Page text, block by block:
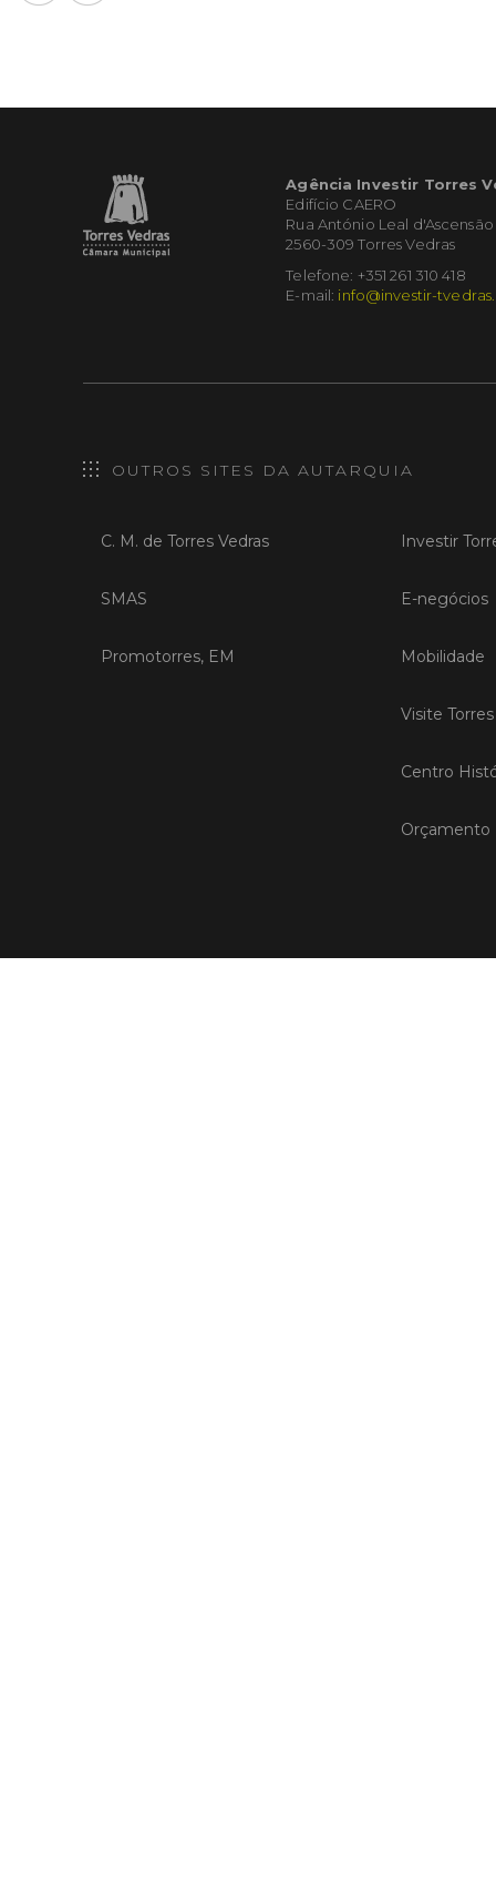
Agência Investir Torres
Edifício CAERO
Rua António Leal d'Ascensão
2560-309 Torres Vedras
Telefone: +351 261 310 418
E-mail: info@investir-
OUTROS SITES DA AUTARQUIA
C. M. de Torres Vedras
SMAS
Promotorres, EM
Investir
E-negócios
Mobilidade
Visite
Centro
Orçamento